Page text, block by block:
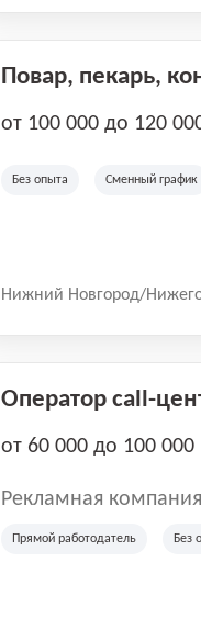
Повар, пекарь,
от 100 000 до 120
Без опыта Сменный график
Нижний Новгород/
Оператор call-
от 60 000 до 100
Рекламная компания
Прямой работодатель Без